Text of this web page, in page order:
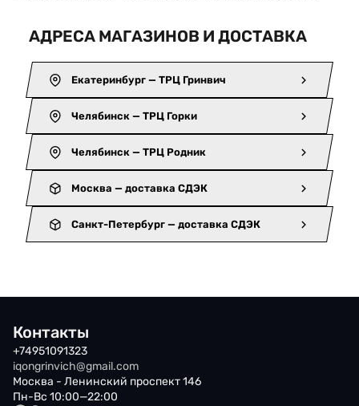
АДРЕСА МАГАЗИНОВ И ДОСТАВКА
Екатеринбург — ТРЦ Гринвич
Челябинск — ТРЦ Горки
Челябинск — ТРЦ Родник
Москва — доставка СДЭК
Санкт-Петербург — доставка СДЭК
Контакты
+74951091323
iqongrinvich@gmail.com
Москва - Ленинский проспект 146
Пн-Вс 10:00—22:00